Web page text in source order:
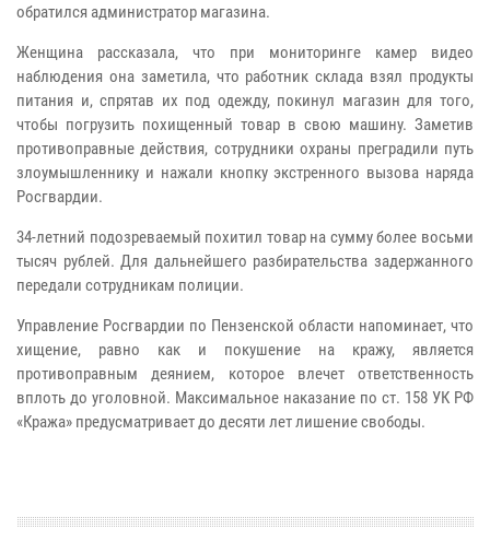
обратился администратор магазина.
Женщина рассказала, что при мониторинге камер видео
наблюдения она заметила, что работник склада взял продукты
питания и, спрятав их под одежду, покинул магазин для того,
чтобы погрузить похищенный товар в свою машину. Заметив
противоправные действия, сотрудники охраны преградили путь
злоумышленнику и нажали кнопку экстренного вызова наряда
Росгвардии.
34-летний подозреваемый похитил товар на сумму более восьми
тысяч рублей. Для дальнейшего разбирательства задержанного
передали сотрудникам полиции.
Управление Росгвардии по Пензенской области напоминает, что
хищение, равно как и покушение на кражу, является
противоправным деянием, которое влечет ответственность
вплоть до уголовной. Максимальное наказание по ст. 158 УК РФ
«Кража» предусматривает до десяти лет лишение свободы.